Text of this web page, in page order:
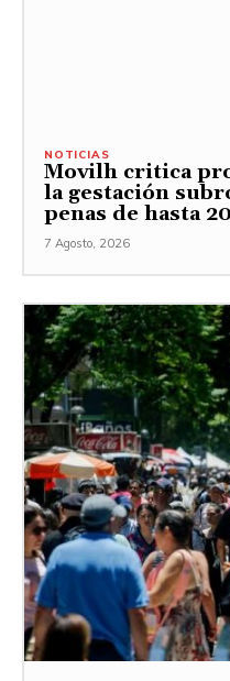
NOTICIAS
Movilh critica
la gestación
penas de hasta
7 Agosto, 2026